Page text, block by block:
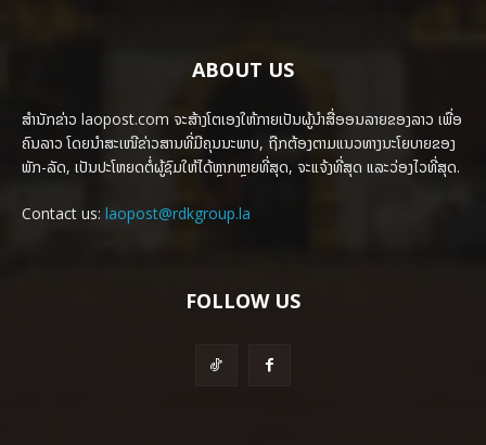
ABOUT US
ສຳນັກຂ່າວ laopost.com ຈະສ້າງໂຕເອງໃຫ້ກາຍເປັນຜູ້ນຳສື່ອອນລາຍຂອງລາວ ເພື່ອ
ຄົນລາວ ໂດຍນຳສະເໜີຂ່າວສານທີ່ມີຄຸນນະພາບ, ຖືກຕ້ອງຕາມແນວທາງນະໂຍບາຍຂອງ
ພັກ-ລັດ, ເປັນປະໂຫຍດຕໍ່ຜູ້ຊົມໃຫ້ໄດ້ຫຼາກຫຼາຍທີ່ສຸດ, ຈະແຈ້ງທີ່ສຸດ ແລະວ່ອງໄວທີ່ສຸດ.
Contact us: laopost@rdkgroup.la
FOLLOW US